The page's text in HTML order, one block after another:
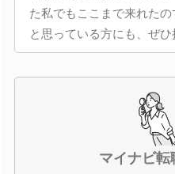
た私でもここまで来れた
と思っている方にも、ぜひ
マイナビ転